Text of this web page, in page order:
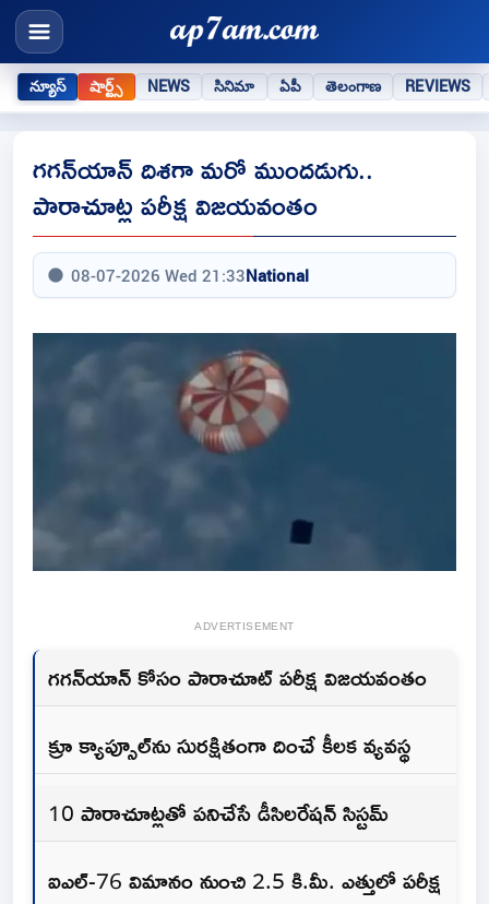
న్యూస్ షార్ట్స్ NEWS సినిమా ఏపీ తెలంగాణ REVIEWS
గగన్‌యాన్‌ దిశగా మరో ముందడుగు..
పారాచూట్ల పరీక్ష విజయవంతం
08-07-2026 Wed 21:33National
ADVERTISEMENT
గగన్‌యాన్‌ కోసం పారాచూట్‌ పరీక్ష విజయవంతం
క్రూ క్యాప్సూల్‌ను సురక్షితంగా దించే కీలక వ్యవస్థ
10 పారాచూట్లతో పనిచేసే డీసిలరేషన్‌ సిస్టమ్‌
ఐఎల్‌-76 విమానం నుంచి 2.5 కి.మీ. ఎత్తులో పరీక్ష